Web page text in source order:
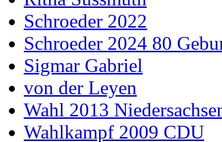
Schroeder 2022
Schroeder 2024 80
Sigmar Gabriel
von der Leyen
Wahl 2013
Wahlkampf 2009 CDU